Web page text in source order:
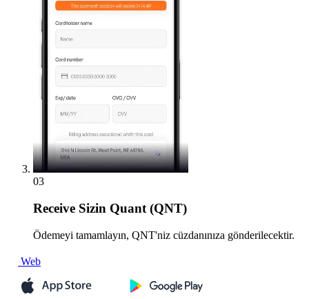
03
Receive Sizin Quant (QNT)
Ödemeyi tamamlayın, QNT'niz cüzdanınıza gönderilecektir.
Web